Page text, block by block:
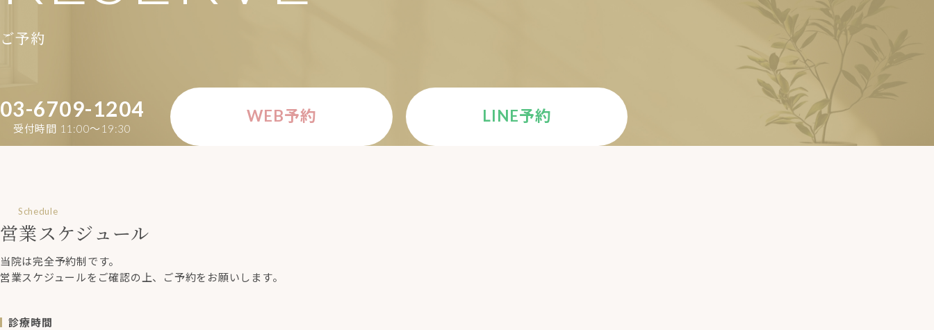
ご予約
03-6709-1204
受付時間 11:00〜19:30
WEB予約 LINE予約
Schedule
営業スケジュール
当院は完全予約制です。
営業スケジュールをご確認の上、ご予約をお願いします。
診療時間